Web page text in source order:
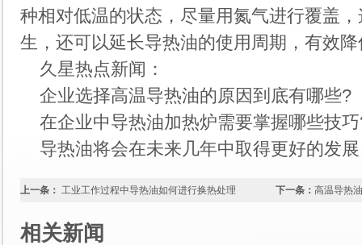
种相对低温的状态，尽量用氮气进行覆盖
生，还可以延长导热油的使用周期，有效
久星热点新闻：
企业选择高温导热油的原因到底有哪些?
在企业中导热油加热炉需要掌握哪些技
导热油将会在未来几年中取得更好的发展
上一条： 工业工作过程中导热油如何进行换热处理 下一条：高温导热
相关新闻